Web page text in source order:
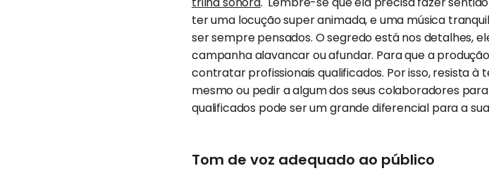
ter uma locução super animada, e uma música
ser sempre pensados. O segredo está nos detalhes,
campanha alavancar ou afundar. Para que a
contratar profissionais qualificados. Por isso, resista
mesmo ou pedir a algum dos seus colaboradores
qualificados pode ser um grande diferencial para a
Tom de voz adequado ao público